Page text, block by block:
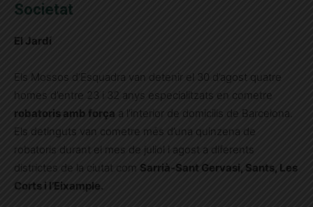
Societat
El Jardí
Els Mossos d’Esquadra van detenir el 30 d’agost quatre
homes d’entre 23 i 32 anys especialitzats en cometre
robatoris amb força a l’interior de domicilis de Barcelona.
Els detinguts van cometre més d’una quinzena de
robatoris durant el mes de juliol i agost a diferents
districtes de la ciutat com Sarrià-Sant Gervasi, Sants, Les
Corts i l’Eixample.